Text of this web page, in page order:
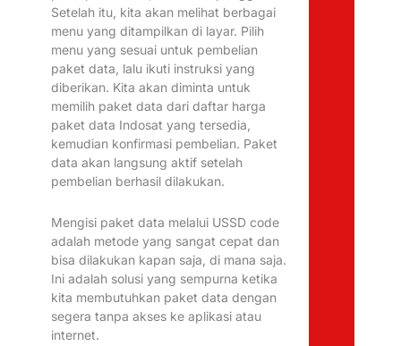
Setelah itu, kita akan melihat berbagai
menu yang ditampilkan di layar. Pilih
menu yang sesuai untuk pembelian
paket data, lalu ikuti instruksi yang
diberikan. Kita akan diminta untuk
memilih paket data dari daftar harga
paket data Indosat yang tersedia,
kemudian konfirmasi pembelian. Paket
data akan langsung aktif setelah
pembelian berhasil dilakukan.
Mengisi paket data melalui USSD code
adalah metode yang sangat cepat dan
bisa dilakukan kapan saja, di mana saja.
Ini adalah solusi yang sempurna ketika
kita membutuhkan paket data dengan
segera tanpa akses ke aplikasi atau
internet.